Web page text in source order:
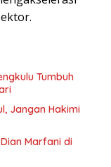
Tumbuh
Jangan Hakimi
Marfani di